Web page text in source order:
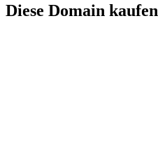
Diese Domain kaufen